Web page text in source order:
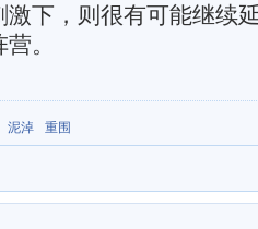
下，则很有可能继续
。
泥淖 重围